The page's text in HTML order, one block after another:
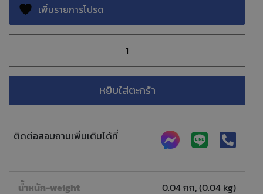
เพิ่มรายการโปรด
หยิบใส่ตะกร้า
ติดต่อสอบถามเพิ่มเติมได้ที่
น้ำหนัก-weight 0.04 กก, (0.04 kg)